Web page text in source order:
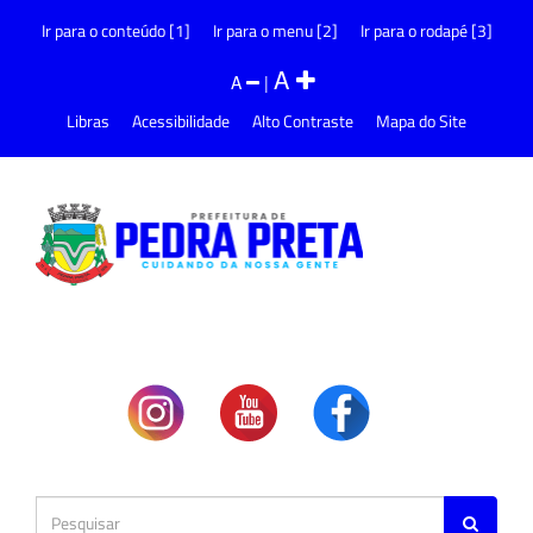
Ir para o conteúdo [1] Ir para o menu [2] Ir para o rodapé [3]
A |A
Libras Acessibilidade Alto Contraste Mapa do Site